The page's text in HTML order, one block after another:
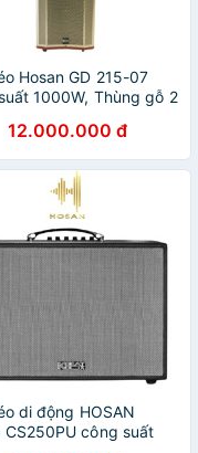
Hosan GD 215-07
1000W, Thùng gỗ 2
- Kết nối Bluetooth/Thẻ
12.000.000 đ
di động HOSAN
CS250PU công suất